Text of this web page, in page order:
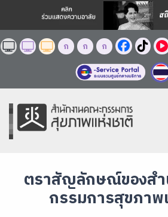
ก ก ก
ตราสัญลักษณ์ของส
กรรมการสุขภาพ